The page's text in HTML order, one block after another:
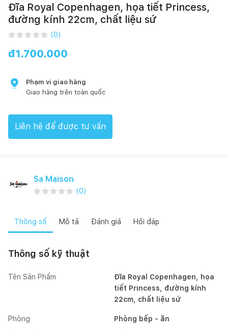
Đĩa Royal Copenhagen, họa tiết Princess,
đường kính 22cm, chất liệu sứ
(0)
đ1.700.000
Phạm vi giao hàng
Giao hàng trên toàn quốc
Liên hệ để được tư vấn
Sa Maison
(0)
Thông số Mô tả Đánh giá Hỏi đáp
Thông số kỹ thuật
Tên Sản Phẩm
Đĩa Royal Copenhagen, họa
tiết Princess, đường kính
22cm, chất liệu sứ
Phòng Phòng bếp - ăn